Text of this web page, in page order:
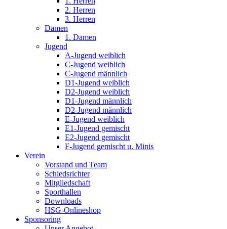
2. Herren
3. Herren
Damen
1. Damen
Jugend
A-Jugend weiblich
C-Jugend weiblich
C-Jugend männlich
D1-Jugend weiblich
D2-Jugend weiblich
D1-Jugend männlich
D2-Jugend männlich
E-Jugend weiblich
E1-Jugend gemischt
E2-Jugend gemischt
F-Jugend gemischt u. Minis
Verein
Vorstand und Team
Schiedsrichter
Mitgliedschaft
Sporthallen
Downloads
HSG-Onlineshop
Sponsoring